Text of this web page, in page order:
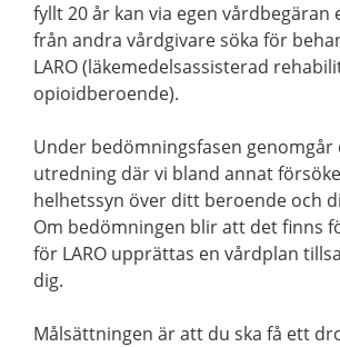
fyllt 20 år kan via egen vårdbegäran
från andra vårdgivare söka för
LARO (läkemedelsassisterad
opioidberoende).
Under bedömningsfasen genomgår
utredning där vi bland annat
helhetssyn över ditt beroende och
Om bedömningen blir att det finns
för LARO upprättas en vårdplan
dig.
Målsättningen är att du ska få ett